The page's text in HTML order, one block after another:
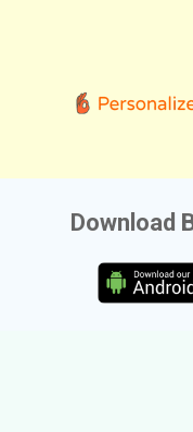
Download